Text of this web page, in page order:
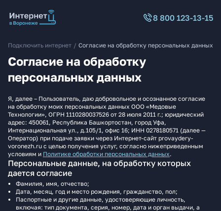
8 800 123-13-15
Подключить интернет / Согласие на обработку персональных данных
Согласие на обработку
персональных данных
Я, далее – Пользователь, даю добровольное и осознанное согласие
на обработку моих персональных данных ООО «Медовые
Технологии», ОГРН 1110280037526 от 28 июля 2011 г.; юридический
адрес: 450061, Республика Башкортостан, город Уфа,
Интернациональная ул., д.105/1, офис 16; ИНН 0278180571 (далее —
Оператор) при подаче заявки через Интернет-сайт provaydery-
voronezh.ru с целью получения услуг, согласно нижеприведенным
условиям и Политике обработки персональных данных.
Персональные данные, на обработку которых
дается согласие
Фамилия, имя, отчество;
Дата, месяц, год и место рождения, гражданство, пол;
Паспортные и другие данные, удостоверяющие личность,
включая: тип документа, серия, номер, дата и орган выдачи, а